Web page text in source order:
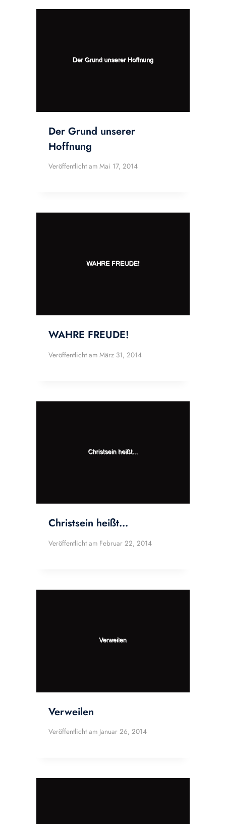
Der Grund unserer
Hoffnung
Veröffentlicht am Mai 17, 2014
WAHRE FREUDE!
Veröffentlicht am März 31, 2014
Christsein heißt…
Veröffentlicht am Februar 22, 2014
Verweilen
Veröffentlicht am Januar 26, 2014